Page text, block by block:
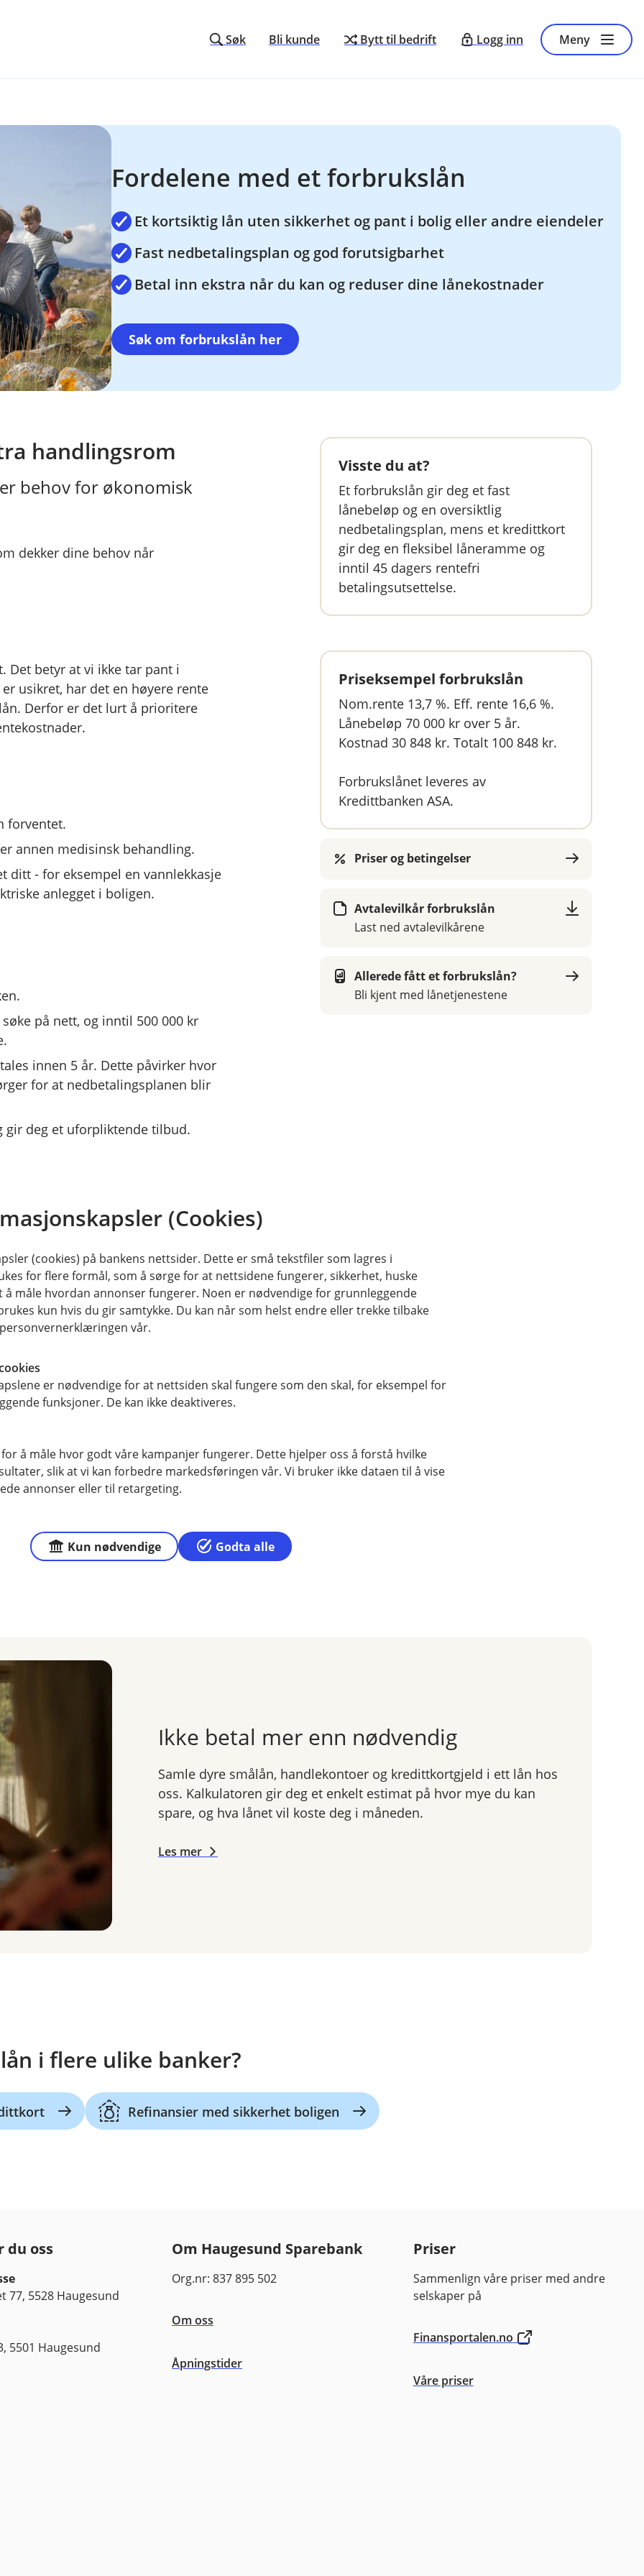
Søk Bli kunde Bytt til bedrift Logg inn Meny
Fordelene med et forbrukslån
Et kortsiktig lån uten sikkerhet og pant i bolig eller andre eiendeler
Fast nedbetalingsplan og god forutsigbarhet
Betal inn ekstra når du kan og reduser dine lånekostnader
Søk om forbrukslån her
handlingsrom
behov for økonomisk
dekker dine behov når
Det betyr at vi ikke tar pant i
usikret, har det en høyere rente
Derfor er det lurt å prioritere
forventet.
annen medisinsk behandling.
ditt - for eksempel en vannlekkasje
anlegget i boligen.
på nett, og inntil 500 000 kr
innen 5 år. Dette påvirker hvor
for at nedbetalingsplanen blir
gir deg et uforpliktende tilbud.
du lånedokumentene elektronisk
og nettbanken.
Visste du at?
Et forbrukslån gir deg et fast
lånebeløp og en oversiktlig
nedbetalingsplan, mens et kredittkort
gir deg en fleksibel låneramme og
inntil 45 dagers rentefri
betalingsutsettelse.
Priseksempel forbrukslån
Nom.rente 13,7 %. Eff. rente 16,6 %.
Lånebeløp 70 000 kr over 5 år.
Kostnad 30 848 kr. Totalt 100 848 kr.
Forbrukslånet leveres av
Kredittbanken ASA.
Priser og betingelser
Avtalevilkår forbrukslån
Last ned avtalevilkårene
Allerede fått et forbrukslån?
Bli kjent med lånetjenestene
forbrukslån
lånet?
ekstra på lånet dersom du har mulighet. Dette kan bidra til å redusere både
direkte til lånekontoen din, når det passer deg.
et forbrukslån?
alternativ når du har en kortsiktig utgift og en klar plan for tilbakebetaling,
eller midlertidige økonomiske utfordringer.
om lånet?
annet:
Ikke betal mer enn nødvendig
Samle dyre smålån, handlekontoer og kredittkortgjeld i ett lån hos
oss. Kalkulatoren gir deg et enkelt estimat på hvor mye du kan
spare, og hva lånet vil koste deg i måneden.
Les mer
i flere ulike banker?
Refinansier med sikkerhet boligen
du oss
77, 5528 Haugesund
5501 Haugesund
Om Haugesund Sparebank
Org.nr: 837 895 502
Om oss
Åpningstider
Priser
Sammenlign våre priser med andre
selskaper på
Finansportalen.no
Våre priser
(Cookies)
(cookies) på bankens nettsider. Dette er små tekstfiler som lagres i
for flere formål, som å sørge for at nettsidene fungerer, sikkerhet, huske
å måle hvordan annonser fungerer. Noen er nødvendige for grunnleggende
kun hvis du gir samtykke. Du kan når som helst endre eller trekke tilbake
vår.
er nødvendige for at nettsiden skal fungere som den skal, for eksempel for
funksjoner. De kan ikke deaktiveres.
å måle hvor godt våre kampanjer fungerer. Dette hjelper oss å forstå hvilke
slik at vi kan forbedre markedsføringen vår. Vi bruker ikke dataen til å vise
annonser eller til retargeting.
Kun nødvendige Godta alle